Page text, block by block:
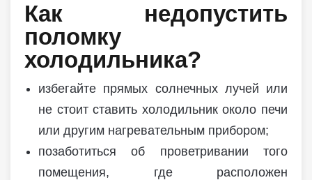
Как недопустить
поломку
холодильника?
избегайте прямых солнечных лучей или
не стоит ставить холодильник около печи
или другим нагревательным прибором;
позаботиться об проветривании того
помещения, где расположен